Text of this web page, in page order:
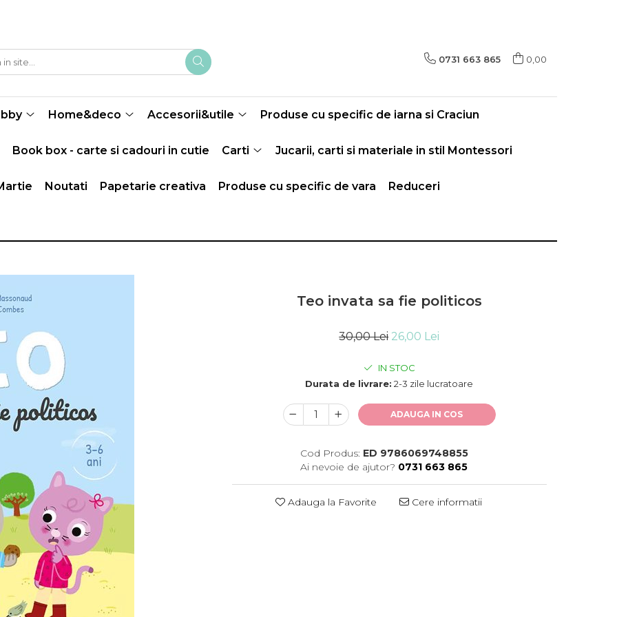
0731 663 865 0,00
Home&deco Accesorii&utile Produse cu specific de iarna si Craciun
Book box - carte si cadouri in cutie Carti Jucarii, carti si materiale in stil Montessori
Noutati Papetarie creativa Produse cu specific de vara Reduceri
Teo invata sa fie politicos
30,00 Lei 26,00 Lei
IN STOC
Durata de livrare: 2-3 zile lucratoare
ADAUGA IN COS
Cod Produs: ED 9786069748855
Ai nevoie de ajutor? 0731 663 865
Adauga la Favorite Cere informatii